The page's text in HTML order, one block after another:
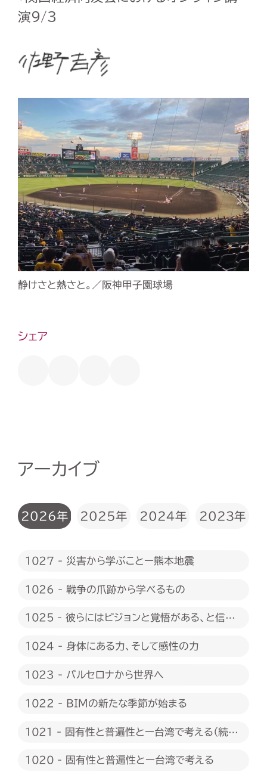
演9/3
静けさと熱さと。／阪神甲子園球場
シェア
アーカイブ
2026年 2025年 2024年 2023年
1027 - 災害から学ぶことー熊本地震
1026 - 戦争の爪跡から学べるもの
1025 - 彼らにはビジョンと覚悟がある、と信じ
1024 - 身体にある力、そして感性の力
1023 - バルセロナから世界へ
1022 - BIMの新たな季節が始まる
1021 - 固有性と普遍性とー台湾で考える（続
1020 - 固有性と普遍性とー台湾で考える